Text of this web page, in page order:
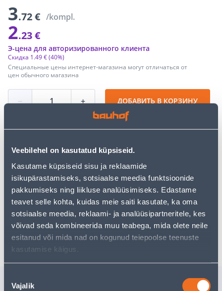
Veebilehel on kasutatud küpsiseid.
Kasutame küpsiseid sisu ja reklaamide
isikupärastamiseks, sotsiaalse meedia funktsioonide
pakkumiseks ning liikluse analüüsimiseks. Edastame
teavet selle kohta, kuidas meie saiti kasutate, ka oma
sotsiaalse meedia, reklaami- ja analüüsipartneritele, kes
võivad seda kombineerida muu teabega, mida olete neile
esitanud või mida nad on kogunud teiepoolse teenuste
kasutamise käigus.
valik
Vajalik
3.72 € /kompl.
2.23 €
Специальные цены интернет-магазина могут отличаться от
цен обычного магазина
Скидка 1.49 €(40%)
Э-цена для авторизированного клиента
− + ДОБАВИТЬ В КОРЗИНУ
Посмотреть наличие
Предполагаемая доставка 3,69 € от 2-5 tööpäeva
Посылочный автомат от 2,29 € с 2-5 tööpäeva
Забрать в магазине, с 10.08.2026
Похожие продукты